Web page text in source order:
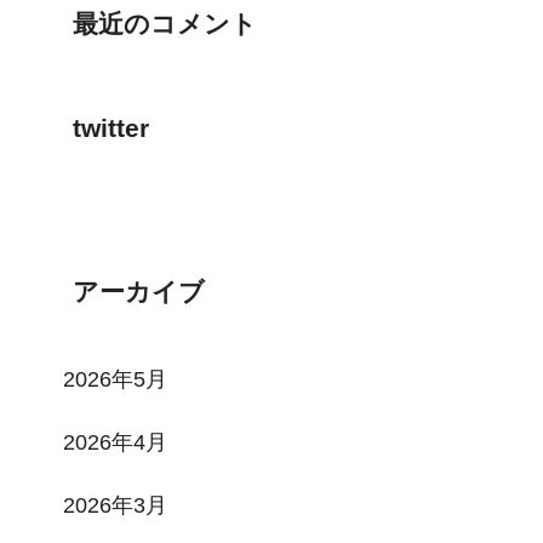
最近のコメント
twitter
アーカイブ
2026年5月
2026年4月
2026年3月